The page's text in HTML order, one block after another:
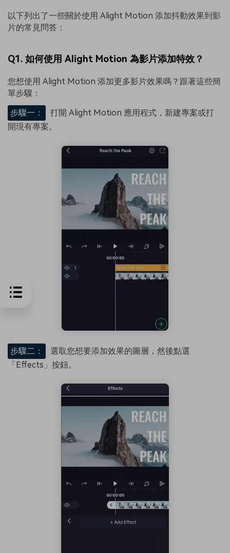
以下列出了一些關於使用 Alight Motion 添加抖動效果到影
片的常見問答：
Q1. 如何使用 Alight Motion 為影片添加特效？
您想使用 Alight Motion 添加更多影片效果嗎？跟著這些簡
單步驟：
步驟一：
打開 Alight Motion 應用程式，新建專案或打
開現有專案。
步驟二：
選取您想要添加效果的圖層，然後點選
「Effects」按鈕。